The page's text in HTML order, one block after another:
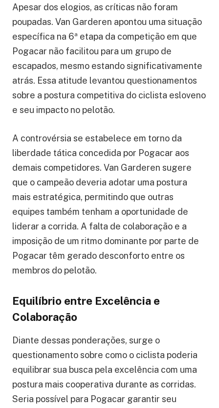
Apesar dos elogios, as críticas não foram
poupadas. Van Garderen apontou uma situação
específica na 6ª etapa da competição em que
Pogacar não facilitou para um grupo de
escapados, mesmo estando significativamente
atrás. Essa atitude levantou questionamentos
sobre a postura competitiva do ciclista esloveno
e seu impacto no pelotão.
A controvérsia se estabelece em torno da
liberdade tática concedida por Pogacar aos
demais competidores. Van Garderen sugere
que o campeão deveria adotar uma postura
mais estratégica, permitindo que outras
equipes também tenham a oportunidade de
liderar a corrida. A falta de colaboração e a
imposição de um ritmo dominante por parte de
Pogacar têm gerado desconforto entre os
membros do pelotão.
Equilíbrio entre Excelência e
Colaboração
Diante dessas ponderações, surge o
questionamento sobre como o ciclista poderia
equilibrar sua busca pela excelência com uma
postura mais cooperativa durante as corridas.
Seria possível para Pogacar garantir seu